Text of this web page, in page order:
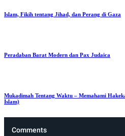
Islam, Fikih tentang Jihad, dan Perang di Gaza
Peradaban Barat Modern dan Pax Judaica
Mukadimah Tentang Waktu – Memahami
Islam)